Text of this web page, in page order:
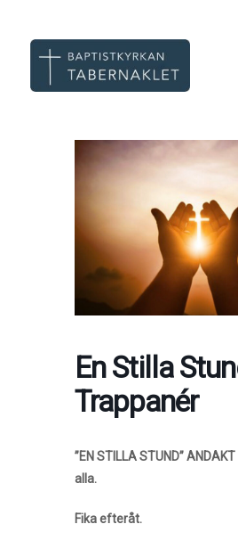
En Stilla
Trappanér
”EN STILLA STUND”
alla.
Fika efteråt.